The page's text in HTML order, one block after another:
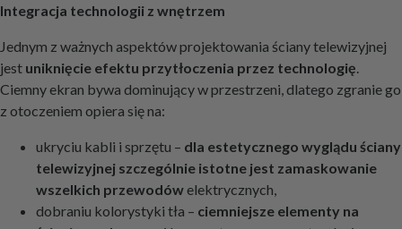
Integracja technologii z wnętrzem
Jednym z ważnych aspektów projektowania ściany telewizyjnej
jest uniknięcie efektu przytłoczenia przez technologię.
Ciemny ekran bywa dominujący w przestrzeni, dlatego zgranie go
z otoczeniem opiera się na:
ukryciu kabli i sprzętu – dla estetycznego wyglądu ściany
telewizyjnej szczególnie istotne jest zamaskowanie
wszelkich przewodówelektrycznych,
dobraniu kolorystyki tła – ciemniejsze elementy na